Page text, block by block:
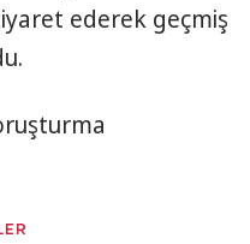
ederek geçmiş